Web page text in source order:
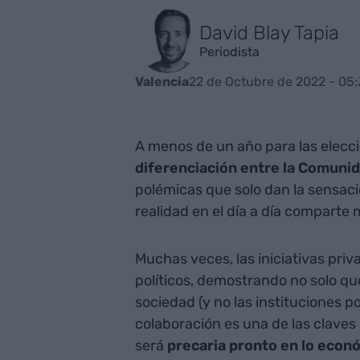
David Blay Tapia
Periodista
Valencia22 de Octubre de 2022 -
A menos de un año para las
diferenciación entre la
polémicas que solo dan la
realidad en el día a día comparte
Muchas veces, las iniciativas
políticos, demostrando no solo
sociedad (y no las instituciones
colaboración es una de las
será precaria pronto en lo